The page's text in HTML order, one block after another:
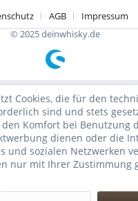
AGB
Impressum
© 2025 deinwhisky.de
Cookies, die für den
sind und stets
den Komfort bei Benutzung
dienen oder die
und sozialen Netzwerken
nur mit Ihrer Zustimmung